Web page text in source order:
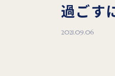
過ごす
2021.09.06